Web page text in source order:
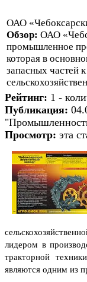
ОАО
Обзор: ОАО
промышленное
которая в
запасных частей
Рейтинг: 1 -
Публикация:
Просмотр: эта
лидером в
тракторной
являются одним из